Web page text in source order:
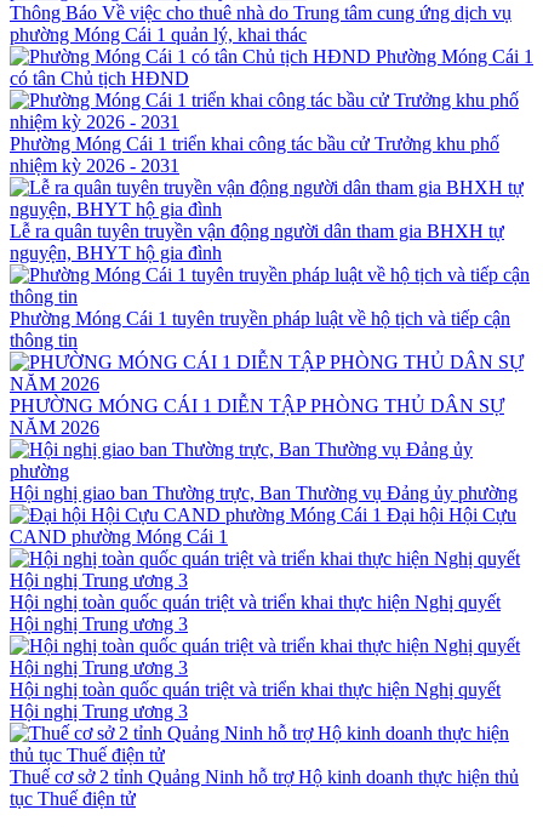
Thông Báo Về việc cho thuê nhà do Trung tâm cung ứng dịch vụ
phường Móng Cái 1 quản lý, khai thác
Phường Móng Cái 1
có tân Chủ tịch HĐND
Phường Móng Cái 1 triển khai công tác bầu cử Trưởng khu phố
nhiệm kỳ 2026 - 2031
Lễ ra quân tuyên truyền vận động người dân tham gia BHXH tự
nguyện, BHYT hộ gia đình
Phường Móng Cái 1 tuyên truyền pháp luật về hộ tịch và tiếp cận
thông tin
PHƯỜNG MÓNG CÁI 1 DIỄN TẬP PHÒNG THỦ DÂN SỰ
NĂM 2026
Hội nghị giao ban Thường trực, Ban Thường vụ Đảng ủy phường
Đại hội Hội Cựu
CAND phường Móng Cái 1
Hội nghị toàn quốc quán triệt và triển khai thực hiện Nghị quyết
Hội nghị Trung ương 3
Hội nghị toàn quốc quán triệt và triển khai thực hiện Nghị quyết
Hội nghị Trung ương 3
Thuế cơ sở 2 tỉnh Quảng Ninh hỗ trợ Hộ kinh doanh thực hiện thủ
tục Thuế điện tử